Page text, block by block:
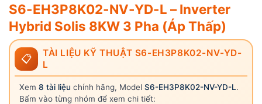
S6-EH3P8K02-NV-YD-L – Inverter
Hybrid Solis 8KW 3 Pha (Áp Thấp)
📋
TÀI LIỆU KỸ THUẬT S6-EH3P8K02-NV-YD-
L
Xem 8 tài liệu chính hãng, Model S6-EH3P8K02-NV-YD-L.
Bấm vào từng nhóm để xem chi tiết: